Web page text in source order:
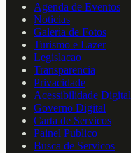
Agenda de Eventos
Noticias
Galeria de Fotos
Turismo e Lazer
Legislacao
Transparencia
Privacidade
Acessibilidade Digital
Governo Digital
Carta de Servicos
Painel Publico
Busca de Servicos